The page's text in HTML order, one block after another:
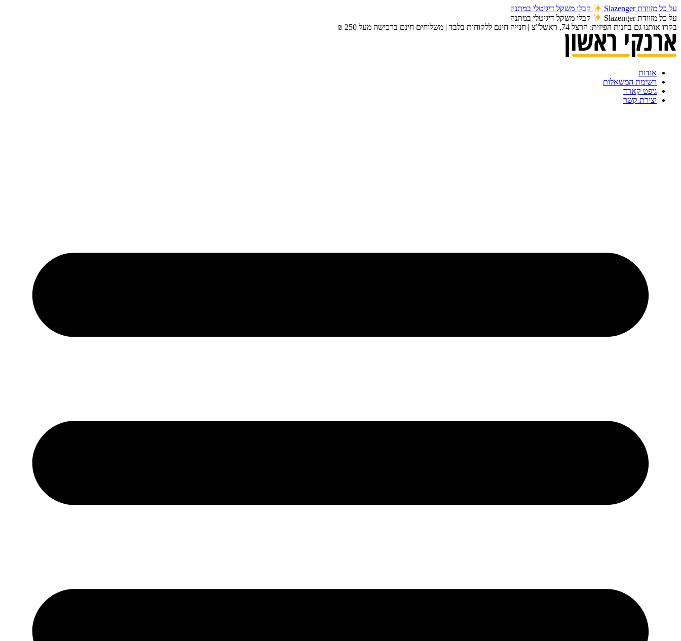
על כל מזוודת Slazenger
קבלו משקל דיגיטלי במתנה
על כל מזוודת Slazenger
קבלו משקל דיגיטלי במתנה
בקרו אותנו גם בחנות הפיזית: הרצל 74, ראשל”צ | חנייה חינם ללקוחות בלבד | משלוחים חינם ברכישה מעל 250 ₪
אודות
רשימת המשאלות
גיפט קארד
יצירת קשר